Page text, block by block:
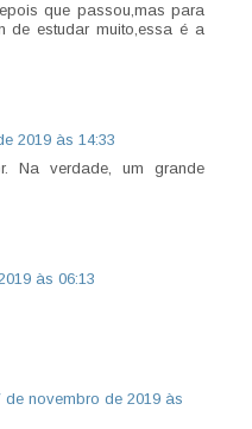
que passou,mas para
de estudar muito,essa é a
2019 às 14:33
Na verdade, um grande
às 06:13
de novembro de 2019 às